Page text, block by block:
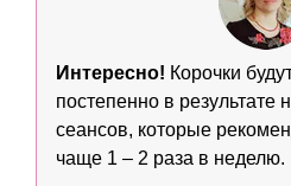
Интересно! Корочки
постепенно в результате
сеансов, которые
чаще 1 – 2 раза в неделю.